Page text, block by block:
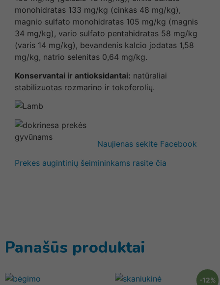
monohidratas 133 mg/kg (cinkas 48 mg/kg),
magnio sulfato monohidratas 105 mg/kg (magnis
34 mg/kg), vario sulfato pentahidratas 58 mg/kg
(varis 14 mg/kg), bevandenis kalcio jodatas 1,58
mg/kg, natrio selenitas 0,64 mg/kg.
Konservantai ir antioksidantai: natūraliai
stabilizuotas rozmarino ir tokoferolių.
Naujienas sekite Facebook
Prekes augintinių šeimininkams rasite čia
Panašūs produktai
-12%